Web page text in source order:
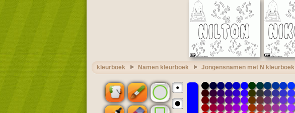
kleurboek Namen kleurboek Jongensnamen met N kleurboek